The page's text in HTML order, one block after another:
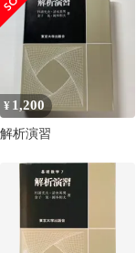
¥ 1,200
解析演習